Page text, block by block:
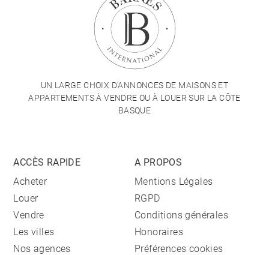
UN LARGE CHOIX D'ANNONCES DE MAISONS ET
APPARTEMENTS À VENDRE OU À LOUER SUR LA CÔTE
BASQUE
ACCÈS RAPIDE
Acheter
Louer
Vendre
Les villes
Nos agences
A PROPOS
Mentions Légales
RGPD
Conditions générales
Honoraires
Préférences cookies